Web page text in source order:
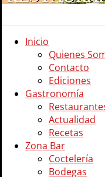
Inicio
Quienes
Contacto
Ediciones
Gastronomía
Actualidad
Recetas
Zona Bar
Coctelería
Bodegas